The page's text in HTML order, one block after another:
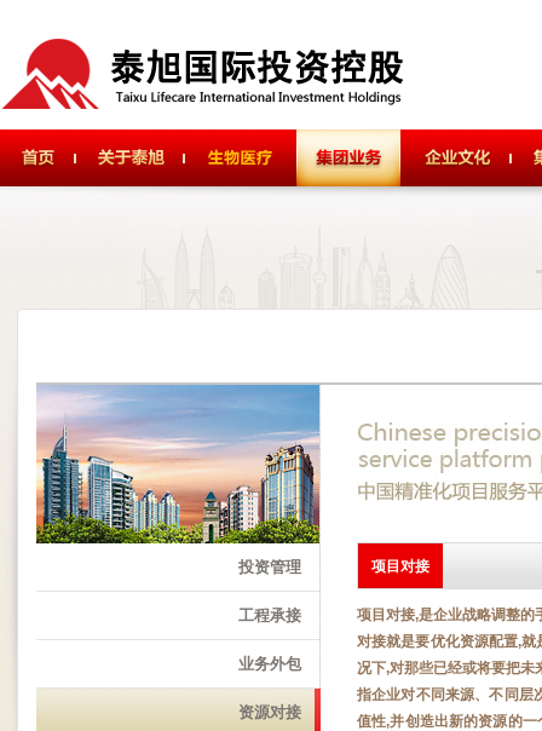
投资管理
工程承接
业务外包
资源对接
项目对接
项目对接,是企业战略调整的
对接就是要优化资源配置,
况下,对那些已经或将要把未
指企业对不同来源、不同层
值性,并创造出新的资源的